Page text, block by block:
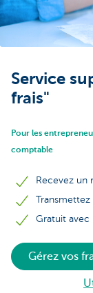
Entrepreneurs
Service
frais"
Pour les
comptable
Recevez un
Gratuit avec
Gérez vos